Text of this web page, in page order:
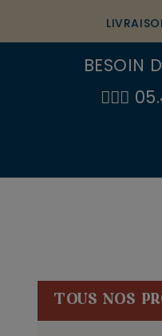
BESOIN
🙋🏼‍♂️
TOUS NOS